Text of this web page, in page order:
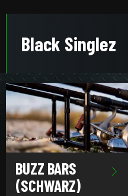
Black Singlez
BUZZ BARS
(SCHWARZ)